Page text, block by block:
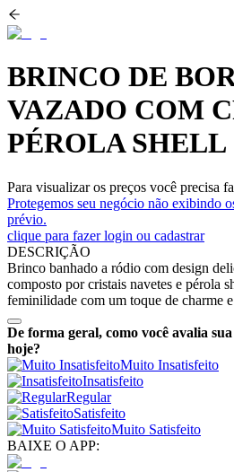
BRINCO DE
VAZADO COM
PÉROLA SHELL
Para visualizar os preços você precisa
Protegemos seu negócio não exibindo
prévio.
clique para fazer login ou cadastrar
DESCRIÇÃO
Brinco banhado a ródio com design
composto por cristais navetes e pérola
feminilidade com um toque de charme
De forma geral, como você avalia
hoje?
Muito Insatisfeito
Insatisfeito
Regular
Satisfeito
Muito Satisfeito
BAIXE O APP: